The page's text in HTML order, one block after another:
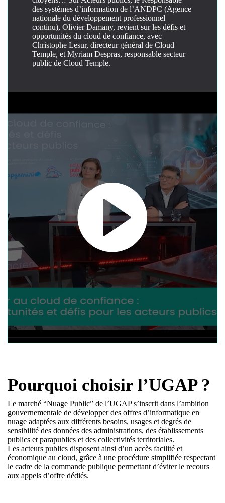
des systèmes d’information de l’ANDPC (Agence
nationale du développement professionnel
continu), Olivier Damany, revient sur les défis et
opportunités du cloud de confiance, avec
Christophe Lesur, directeur général de Cloud
Temple, et Myriam Despras, responsable secteur
public de Cloud Temple.
Pourquoi choisir l’UGAP ?
Le marché “Nuage Public” de l’UGAP s’inscrit dans l’ambition
gouvernementale de développer des offres d’informatique en
nuage adaptées aux différents besoins, usages et degrés de
sensibilité des données des administrations, des établissements
publics et parapublics et des collectivités territoriales.
Les acteurs publics disposent ainsi d’un accès facilité et
économique au cloud, grâce à une procédure simplifiée respectant
le cadre de la commande publique permettant d’éviter le recours
aux appels d’offre dédiés.